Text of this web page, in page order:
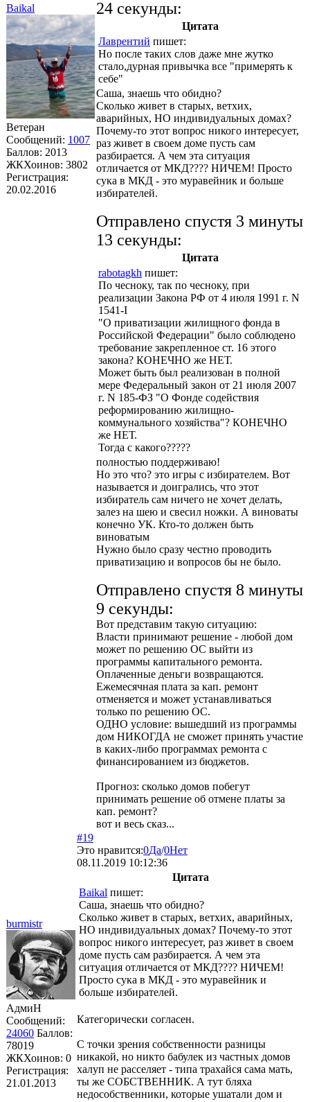
Baikal
Ветеран
Сообщений: 1007
Баллов: 2013
ЖКХоинов: 3802
Регистрация:
20.02.2016
24 секунды:
Цитата
Лаврентий пишет:
Но после таких слов даже мне жутко
стало,дурная привычка все "примерять к
себе"
Саша, знаешь что обидно?
Сколько живет в старых, ветхих,
аварийных, НО индивидуальных домах?
Почему-то этот вопрос никого интересует,
раз живет в своем доме пусть сам
разбирается. А чем эта ситуация
отличается от МКД???? НИЧЕМ! Просто
сука в МКД - это муравейник и больше
избирателей.
Отправлено спустя 3 минуты
13 секунды:
Цитата
rabotagkh пишет:
По чесноку, так по чесноку, при
реализации Закона РФ от 4 июля 1991 г. N
1541-I
"О приватизации жилищного фонда в
Российской Федерации" было соблюдено
требование закрепленное ст. 16 этого
закона? КОНЕЧНО же НЕТ.
Может быть был реализован в полной
мере Федеральный закон от 21 июля 2007
г. N 185-ФЗ "О Фонде содействия
реформированию жилищно-
коммунального хозяйства"? КОНЕЧНО
же НЕТ.
Тогда с какого?????
полностью поддерживаю!
Но это что? это игры с избирателем. Вот
называется и доигрались, что этот
избиратель сам ничего не хочет делать,
залез на шею и свесил ножки. А виноваты
конечно УК. Кто-то должен быть
виноватым
Нужно было сразу честно проводить
приватизацию и вопросов бы не было.
Отправлено спустя 8 минуты
9 секунды:
Вот представим такую ситуацию:
Власти принимают решение - любой дом
может по решению ОС выйти из
программы капитального ремонта.
Оплаченные деньги возвращаются.
Ежемесячная плата за кап. ремонт
отменяется и может устанавливаться
только по решению ОС.
ОДНО условие: вышедший из программы
дом НИКОГДА не сможет принять участие
в каких-либо программах ремонта с
финансированием из бюджетов.
Прогноз: сколько домов побегут
принимать решение об отмене платы за
кап. ремонт?
вот и весь сказ...
burmistr
АдмиН
Сообщений:
24060 Баллов:
78019
ЖКХоинов: 0
Регистрация:
21.01.2013
#19
Это нравится:0Да/0Нет
08.11.2019 10:12:36
Цитата
Baikal пишет:
Саша, знаешь что обидно?
Сколько живет в старых, ветхих, аварийных,
НО индивидуальных домах? Почему-то этот
вопрос никого интересует, раз живет в своем
доме пусть сам разбирается. А чем эта
ситуация отличается от МКД???? НИЧЕМ!
Просто сука в МКД - это муравейник и
больше избирателей.
Категорически согласен.
С точки зрения собственности разницы
никакой, но никто бабулек из частных домов
халуп не расселяет - типа трахайся сама мать,
ты же СОБСТВЕННИК. А тут бляха
недособственники, которые ушатали дом и